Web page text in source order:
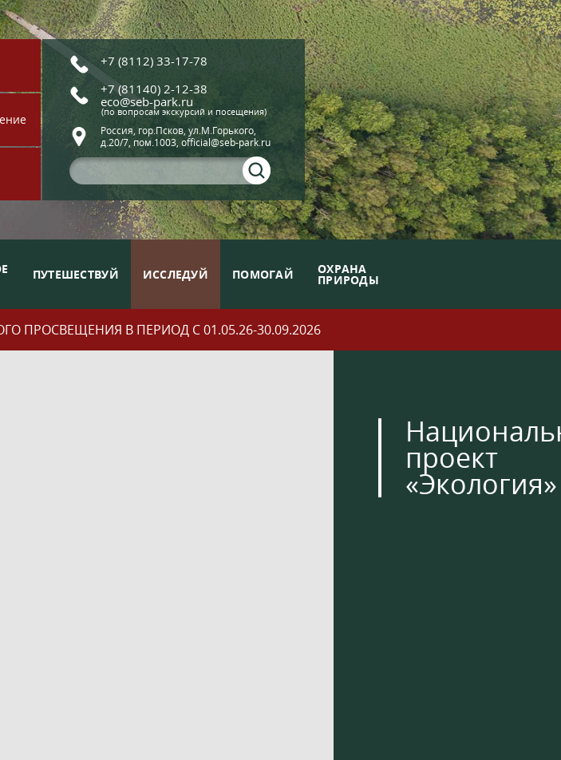
+7 (8112) 33-17-78
+7 (81140) 2-12-38
eco@seb-park.ru
(по вопросам экскурсий и посещения)
Россия, гор.Псков, ул.М.Горького,
д.20/7, пом.1003, official@seb-park.ru
ПУТЕШЕСТВУЙ ИССЛЕДУЙ ПОМОГАЙ ОХРАНА
ПРИРОДЫ
ПРОСВЕЩЕНИЯ В ПЕРИОД С 01.05.26-30.09.2026
проект
«Экология»